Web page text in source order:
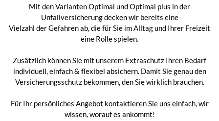
Mit den Varianten Optimal und Optimal plus in der
Unfallversicherung decken wir bereits eine
Vielzahl der Gefahren ab, die für Sie im Alltag und Ihrer Freizeit
eine Rolle spielen.
Zusätzlich können Sie mit unserem Extraschutz Ihren Bedarf
individuell, einfach & flexibel absichern. Damit Sie genau den
Versicherungsschutz bekommen, den Sie wirklich brauchen.
Für Ihr persönliches Angebot kontaktieren Sie uns einfach, wir
wissen, worauf es ankommt!